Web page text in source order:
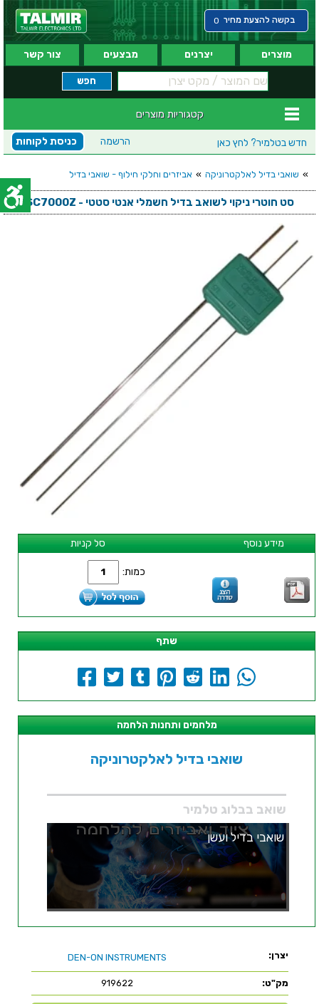
בקשה להצעת מחיר 0
מוצרים יצרנים מבצעים צור קשר
קטגוריות מוצרים
חדש בטלמיר? לחץ כאן כניסת לקוחות הרשמה
» שואבי בדיל לאלקטרוניקה » אביזרים וחלקי חילוף - שואבי בדיל
סט חוטרי ניקוי לשואב בדיל חשמלי אנטי סטטי - SC7000Z
סל קניות מידע נוסף
כמות:
שתף
מלחמים ותחנות הלחמה
שואבי בדיל לאלקטרוניקה
שואב בבלוג טלמיר
שואבי בדיל ועשן
יצרן: DEN-ON INSTRUMENTS
מק"ט: 919622